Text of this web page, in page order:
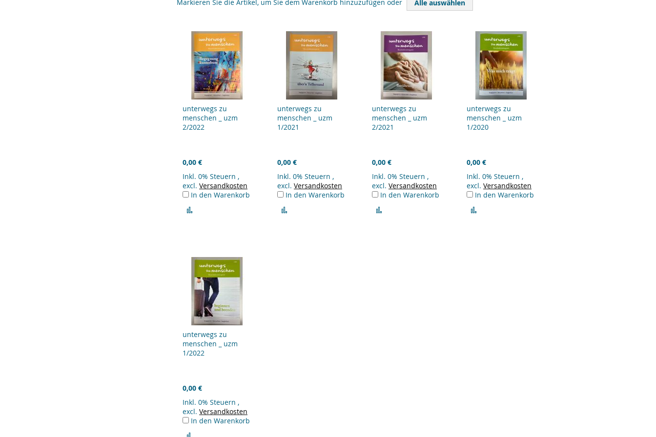
Markieren Sie die Artikel, um Sie dem Warenkorb hinzuzufügen oder Alle auswählen
unterwegs zu
menschen _ uzm
2/2022
0,00 €
Inkl. 0% Steuern ,
excl. Versandkosten
In den Warenkorb
unterwegs zu
menschen _ uzm
1/2021
0,00 €
Inkl. 0% Steuern ,
excl. Versandkosten
In den Warenkorb
unterwegs zu
menschen _ uzm
2/2021
0,00 €
Inkl. 0% Steuern ,
excl. Versandkosten
In den Warenkorb
unterwegs zu
menschen _ uzm
1/2020
0,00 €
Inkl. 0% Steuern ,
excl. Versandkosten
In den Warenkorb
unterwegs zu
menschen _ uzm
1/2022
0,00 €
Inkl. 0% Steuern ,
excl. Versandkosten
In den Warenkorb